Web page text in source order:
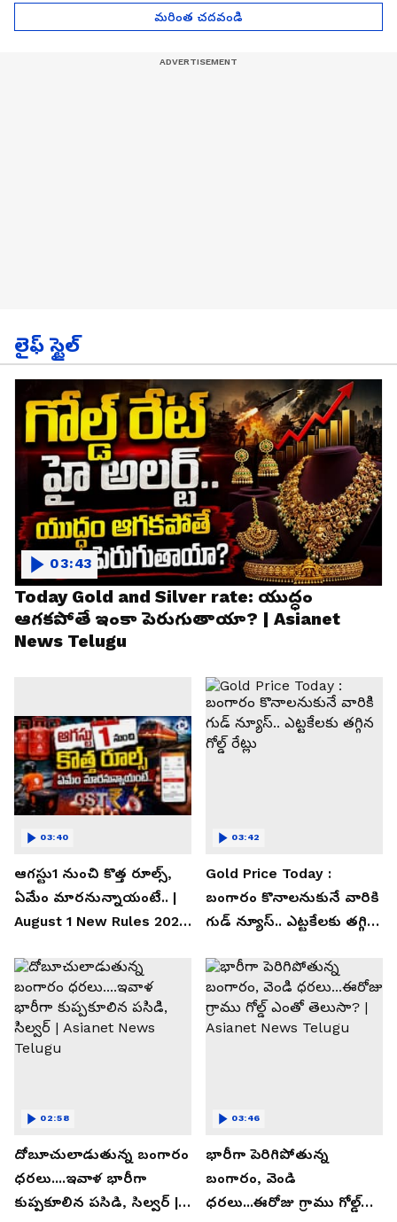
మరింత చదవండి
లైఫ్ స్టైల్
Today Gold and Silver rate: యుద్ధం
ఆగకపోతే ఇంకా పెరుగుతాయా? | Asianet
News Telugu
03:43
ఆగస్టు1 నుంచి కొత్త రూల్స్,
ఏమేం మారనున్నాయంటే.. |
August 1 New Rules 2026
03:40
Gold Price Today :
బంగారం కొనాలనుకునే వారికి
గుడ్ న్యూస్.. ఎట్టకేలకు తగ్గిన
03:42
దోబూచులాడుతున్న బంగారం
ధరలు....ఇవాళ భారీగా
కుప్పకూలిన పసిడి, సిల్వర్ |
02:58
భారీగా పెరిగిపోతున్న
బంగారం, వెండి
ధరలు...ఈరోజు గ్రాము గోల్డ్
03:46